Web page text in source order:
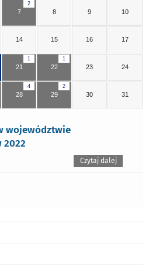
2
7 8 9 10
14 15 16 17
1
21
1
22 23 24
4
28
2
29 30 31
województwie
2022
Czytaj dalej